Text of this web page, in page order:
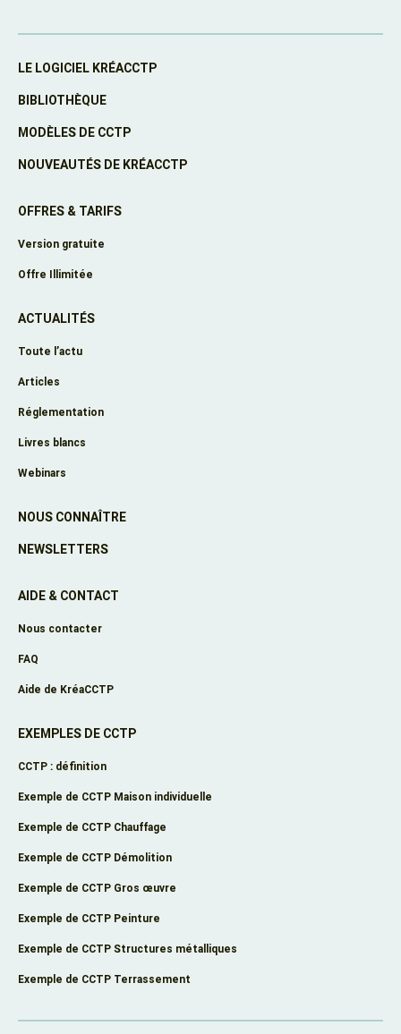
LE LOGICIEL KRÉACCTP
BIBLIOTHÈQUE
MODÈLES DE CCTP
NOUVEAUTÉS DE KRÉACCTP
OFFRES & TARIFS
Version gratuite
Offre Illimitée
ACTUALITÉS
Toute l’actu
Articles
Réglementation
Livres blancs
Webinars
NOUS CONNAÎTRE
NEWSLETTERS
AIDE & CONTACT
Nous contacter
FAQ
Aide de KréaCCTP
EXEMPLES DE CCTP
CCTP : définition
Exemple de CCTP Maison individuelle
Exemple de CCTP Chauffage
Exemple de CCTP Démolition
Exemple de CCTP Gros œuvre
Exemple de CCTP Peinture
Exemple de CCTP Structures métalliques
Exemple de CCTP Terrassement